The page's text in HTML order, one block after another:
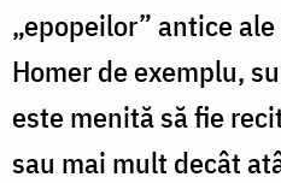
„epopeilor” antice
Homer de exemplu,
este menită să fie
sau mai mult decât